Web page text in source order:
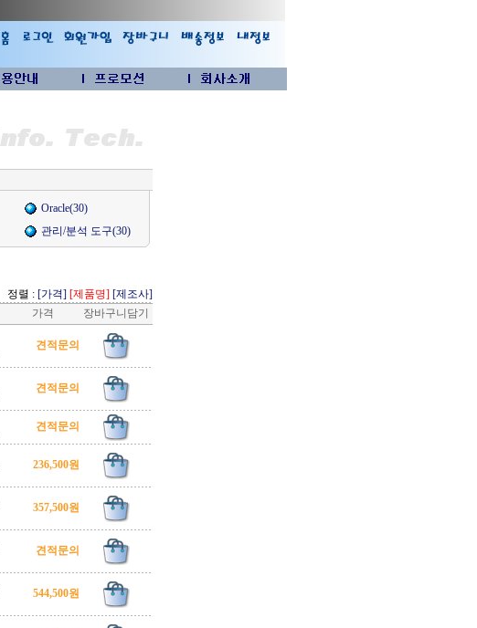
Oracle(30)
관리/분석 도구(30)
정렬 : [가격] [제품명] [제조사]
가격 장바구니담기
견적문의
견적문의
견적문의
236,500원
357,500원
견적문의
544,500원